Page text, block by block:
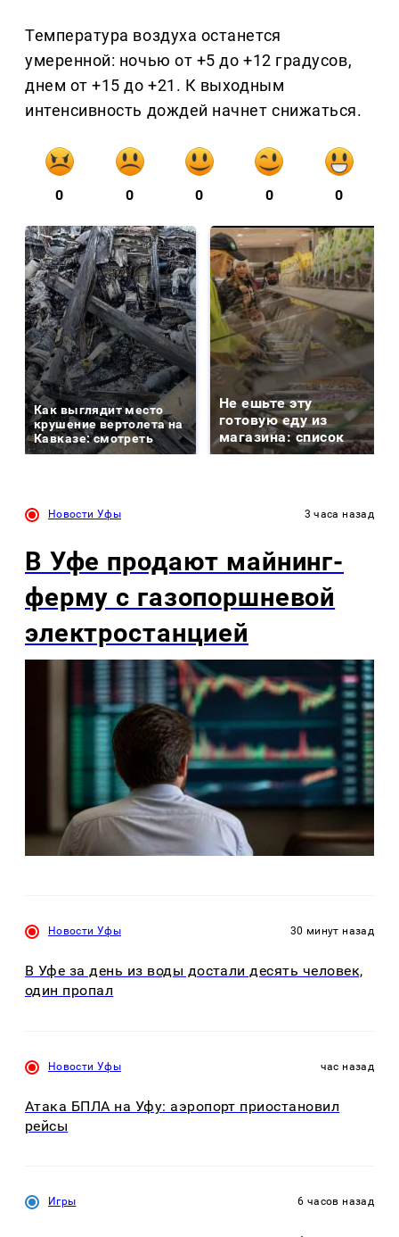
Температура воздуха останется
умеренной: ночью от +5 до +12 градусов,
днем от +15 до +21. К выходным
интенсивность дождей начнет снижаться.
0 0 0 0 0
Как выглядит место
крушение вертолета на
Кавказе: смотреть
Не ешьте эту
готовую еду из
магазина: список
Новости Уфы 3 часа назад
В Уфе продают майнинг-
ферму с газопоршневой
электростанцией
Новости Уфы 30 минут назад
В Уфе за день из воды достали десять человек,
один пропал
Новости Уфы час назад
Атака БПЛА на Уфу: аэропорт приостановил
рейсы
Игры 6 часов назад